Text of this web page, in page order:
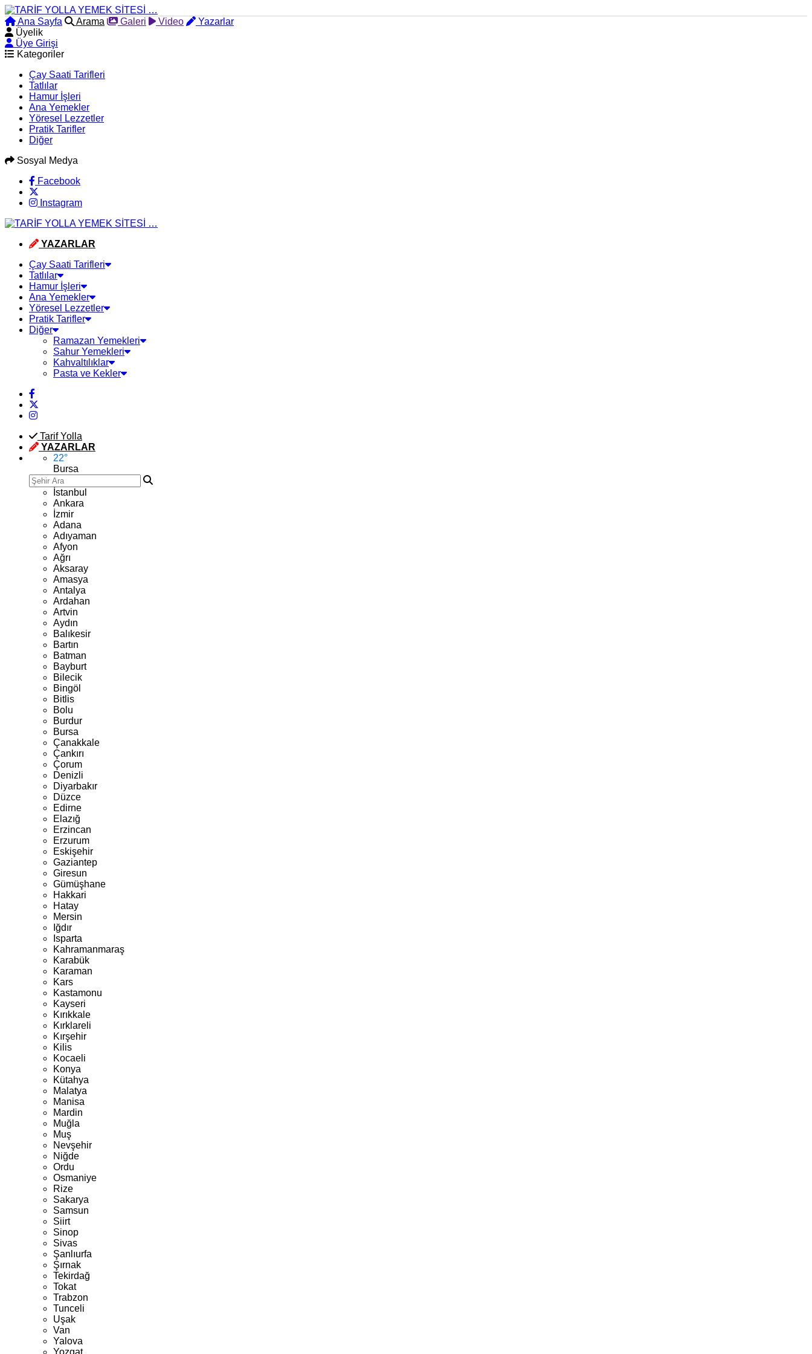
Ana Sayfa Arama Galeri Video
Yazarlar
Üyelik
Üye Girişi
Kategoriler
Çay Saati Tarifleri
Tatlılar
Hamur İşleri
Ana Yemekler
Yöresel Lezzetler
Pratik Tarifler
Diğer
Sosyal Medya
Facebook
Instagram
YAZARLAR
Çay Saati Tarifleri
Tatlılar
Hamur İşleri
Ana Yemekler
Yöresel Lezzetler
Pratik Tarifler
Diğer
Ramazan Yemekleri
Sahur Yemekleri
Kahvaltılıklar
Pasta ve Kekler
Tarif Yolla
YAZARLAR
22°
Bursa
İstanbul
Ankara
İzmir
Adana
Adıyaman
Afyon
Ağrı
Aksaray
Amasya
Antalya
Ardahan
Artvin
Aydın
Balıkesir
Bartın
Batman
Bayburt
Bilecik
Bingöl
Bitlis
Bolu
Burdur
Bursa
Çanakkale
Çankırı
Çorum
Denizli
Diyarbakır
Düzce
Edirne
Elazığ
Erzincan
Erzurum
Eskişehir
Gaziantep
Giresun
Gümüşhane
Hakkari
Hatay
Mersin
Iğdır
Isparta
Kahramanmaraş
Karabük
Karaman
Kars
Kastamonu
Kayseri
Kırıkkale
Kırklareli
Kırşehir
Kilis
Kocaeli
Konya
Kütahya
Malatya
Manisa
Mardin
Muğla
Muş
Nevşehir
Niğde
Ordu
Osmaniye
Rize
Sakarya
Samsun
Siirt
Sinop
Sivas
Şanlıurfa
Şırnak
Tekirdağ
Tokat
Trabzon
Tunceli
Uşak
Van
Yalova
Yozgat